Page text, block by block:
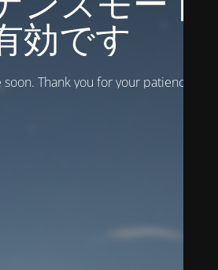
効です
Thank you for your patience!